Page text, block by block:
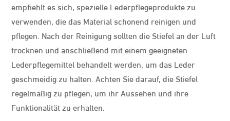
empfiehlt es sich, spezielle Lederpflegeprodukte zu
verwenden, die das Material schonend reinigen und
pflegen. Nach der Reinigung sollten die Stiefel an der Luft
trocknen und anschließend mit einem geeigneten
Lederpflegemittel behandelt werden, um das Leder
geschmeidig zu halten. Achten Sie darauf, die Stiefel
regelmäßig zu pflegen, um ihr Aussehen und ihre
Funktionalität zu erhalten.